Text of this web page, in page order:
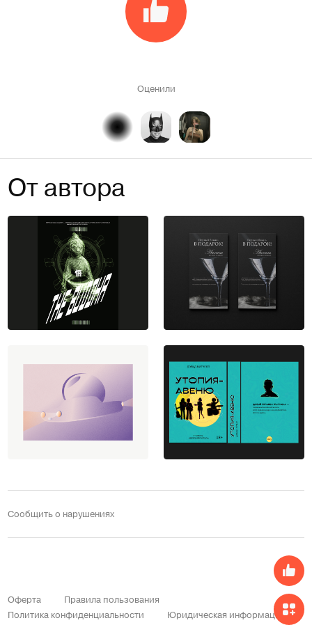
Оценили
От автора
Сообщить о нарушениях
Оферта
Правила пользования
Политика конфиденциальности
Юридическая информация